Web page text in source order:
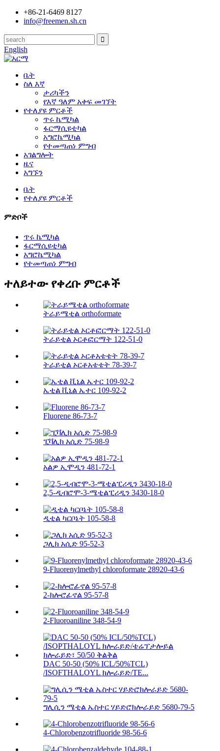
+86-21-6469 8127
info@freemen.sh.cn
English
ቤት
ስለ እኛ
ታሪካችን
የእኛ ዓለም አቀፍ መገኘት
የተለያዩ ምርቶች
ጥሩ ኬሚካል
ፋርማሲዩቲካል
አግሮኬሚካል
የተመጣጠነ ምግብ
አገልግሎት
ዜና
አግኙን
ቤት
የተለያዩ ምርቶች
ምድቦች
ጥሩ ኬሚካል
ፋርማሲዩቲካል
አግሮኬሚካል
የተመጣጠነ ምግብ
ተለይተው የቀረቡ ምርቶች
ትራይሜቲል orthoformate
ትራይቲል ኦርቶፎርማት 122-51-0
ትራይቲል ኦርቶአቴቴት 78-39-7
ኤቲል ቪኒል ኤተር 109-92-2
Fluorene 86-73-7
ፒቫሊክ አሲድ 75-98-9
አልዎ ኢሞዲን 481-72-1
2,5-ዲብሮሞ-3-ሜቲልፒሪዲን 3430-18-0
ዲቲል ካርቦኔት 105-58-8
ጋሊክ አሲድ 95-52-3
9-Fluorenylmethyl chloroformate 28920-43-6
2-ክሎሮፊኖል 95-57-8
2-Fluoroaniline 348-54-9
DAC 50-50 (50% ICL/50%TCL)
/ISOFTHALOYL ክሎራይድ/TE...
ግሊሲን ሜቲል ኤስተር ሃይድሮክሎራይድ 5680-79-5
4-Chlorobenzotrifluoride 98-56-6